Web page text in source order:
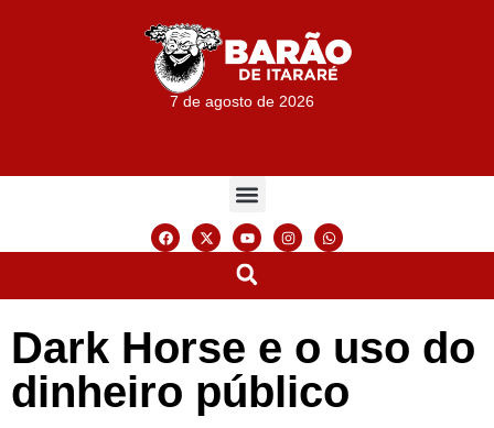
7 de agosto de 2026
Dark Horse e o uso do
dinheiro público